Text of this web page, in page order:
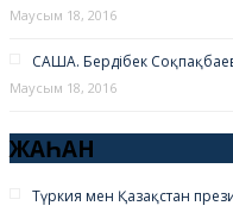
Маусым 18, 2016
САША. Бердібек
Маусым 18, 2016
ЖАҺАН
Түркия мен Қазақстан